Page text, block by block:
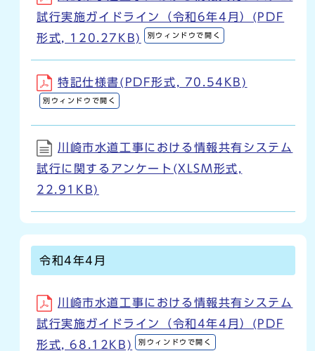
試行実施ガイドライン（令和6年4月）(PDF
形式, 120.27KB)
別ウィンドウで開く
特記仕様書(PDF形式, 70.54KB)
別ウィンドウで開く
川崎市水道工事における情報共有システム
試行に関するアンケート(XLSM形式,
22.91KB)
令和4年4月
川崎市水道工事における情報共有システム
試行実施ガイドライン（令和4年4月）(PDF
形式, 68.12KB)
別ウィンドウで開く